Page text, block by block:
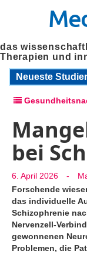
das
Therapien und
NeuesteCOPD und
bei
6. April 2026 -
Forschende
das individuelle
Schizophrenie
Nervenzell-
gewonnenen
Problemen, die